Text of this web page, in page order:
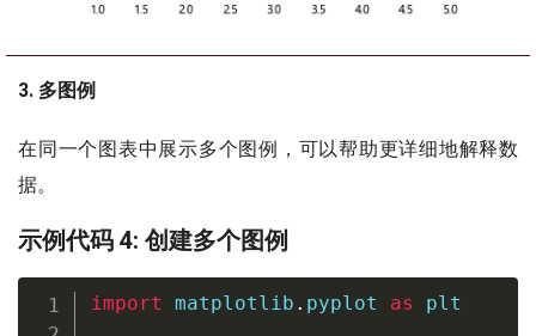
3. 多图例
在同一个图表中展示多个图例，可以帮助更详细地解释数
据。
示例代码 4: 创建多个图例
import matplotlib . pyplot as plt